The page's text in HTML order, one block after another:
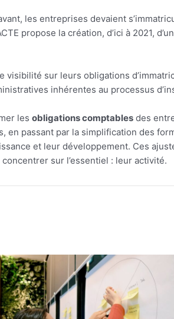
les entreprises devaient
propose la création, d’ici à 2021, d’un
sur leurs obligations
inhérentes au processus
les obligations comptables des
en passant par la simplification des
et leur développement. Ces
sur l’essentiel : leur activité.